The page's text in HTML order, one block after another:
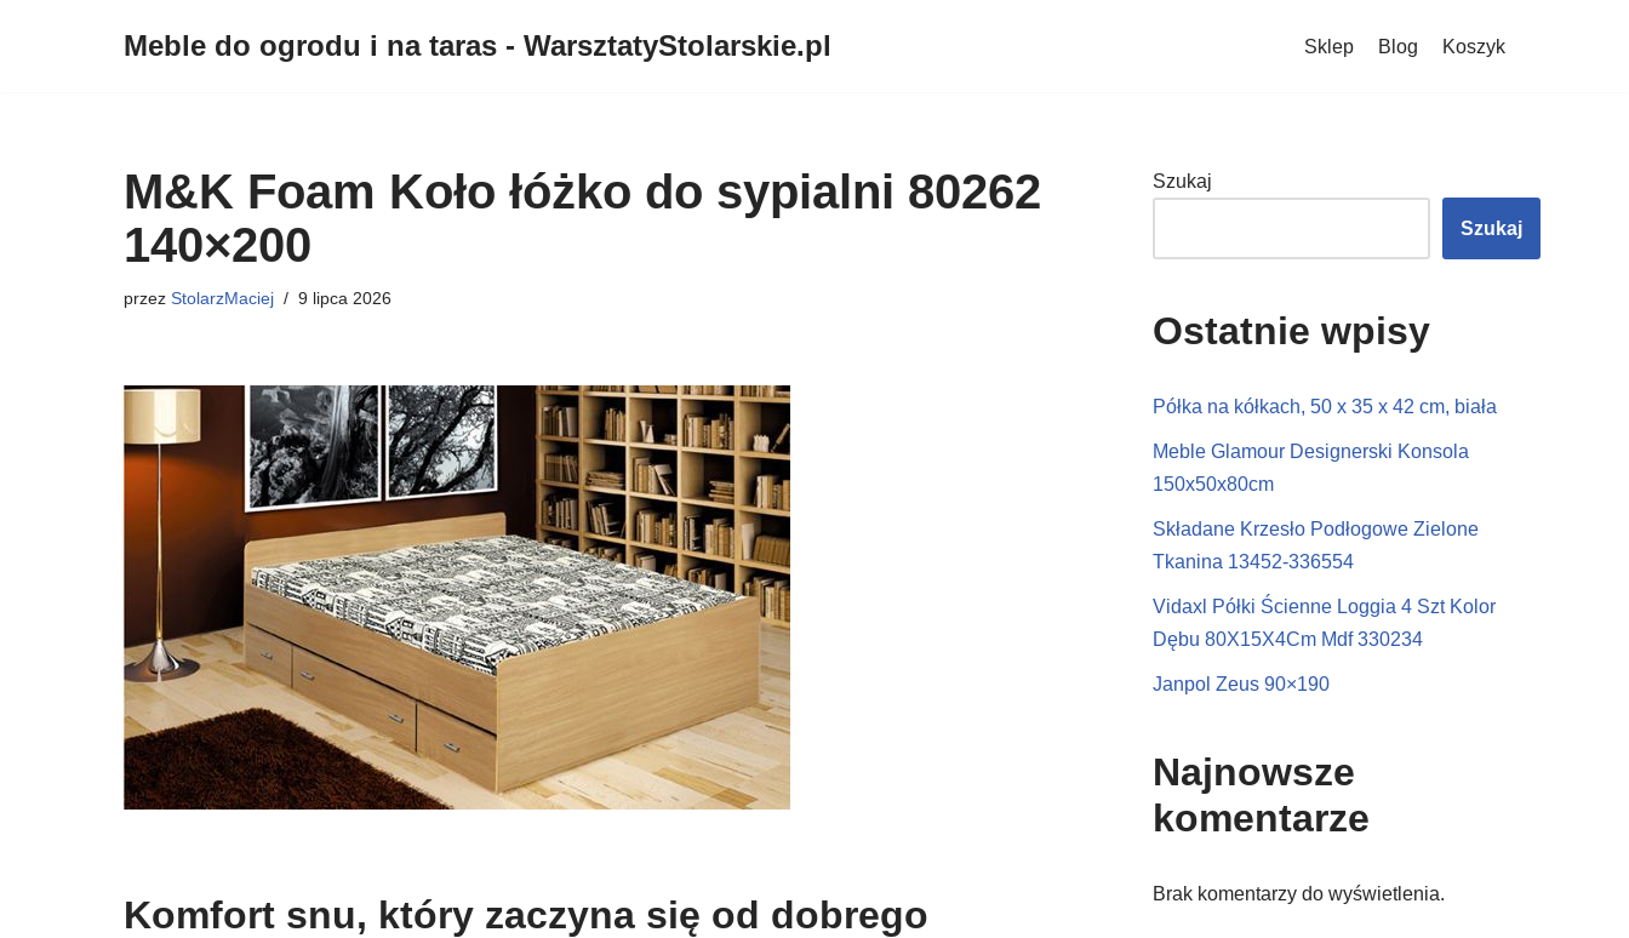
Meble do ogrodu i na taras - WarsztatyStolarskie.pl Sklep Blog Koszyk
M&K Foam Koło łóżko do sypialni 80262
140×200
przez StolarzMaciej 9 lipca 2026
Komfort snu, który zaczyna się od dobrego
Szukaj
Szukaj
Ostatnie wpisy
Półka na kółkach, 50 x 35 x 42 cm, biała
Meble Glamour Designerski Konsola
150x50x80cm
Składane Krzesło Podłogowe Zielone
Tkanina 13452-336554
Vidaxl Półki Ścienne Loggia 4 Szt Kolor
Dębu 80X15X4Cm Mdf 330234
Janpol Zeus 90×190
Najnowsze
komentarze
Brak komentarzy do wyświetlenia.